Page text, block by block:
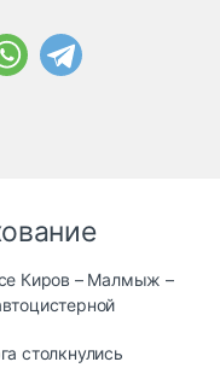
Киров – Малмыж –
столкнулись